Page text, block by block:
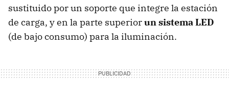
sustituido por un soporte que integre la estación
de carga, y en la parte superiorun sistema LED
(de bajo consumo) para la iluminación.